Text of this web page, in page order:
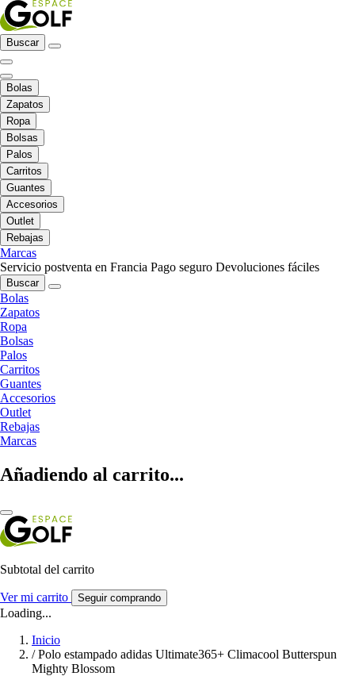
Buscar
Bolas
Zapatos
Ropa
Bolsas
Palos
Carritos
Guantes
Accesorios
Outlet
Rebajas
Marcas
Servicio postventa en Francia Pago seguro Devoluciones fáciles
Buscar
Bolas
Zapatos
Ropa
Bolsas
Palos
Carritos
Guantes
Accesorios
Outlet
Rebajas
Marcas
Añadiendo al carrito...
Subtotal del carrito
Ver mi carrito Seguir comprando
Loading...
Inicio
/ Polo estampado adidas Ultimate365+ Climacool Butterspun
Mighty Blossom